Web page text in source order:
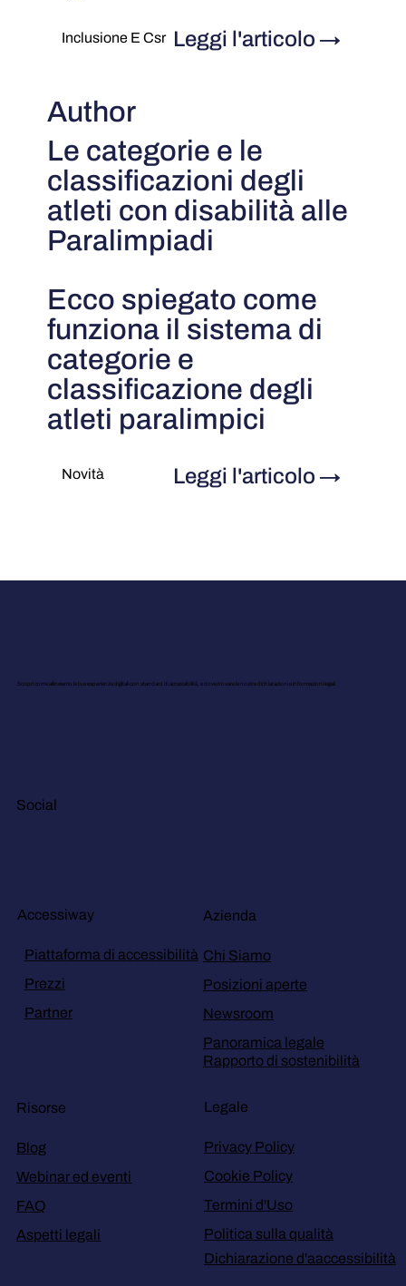
Inclusione E Csr Leggi l'articolo →
Author
Le categorie e le
classificazioni degli
atleti con disabilità alle
Paralimpiadi
Ecco spiegato come
funziona il sistema di
categorie e
classificazione degli
atleti paralimpici
Novità Leggi l'articolo →
Scopri come allineiamo le tue esperienze digitali con standard di accessibilità, e dove trovare le nostre dichiarazioni e informazioni legali.
Social
Accessiway
Piattaforma di accessibilità
Prezzi
Partner
Azienda
Chi Siamo
Posizioni aperte
Newsroom
Panoramica legale
Rapporto di sostenibilità
Risorse
Blog
Webinar ed eventi
FAQ
Aspetti legali
Legale
Privacy Policy
Cookie Policy
Termini d'Uso
Politica sulla qualità
Dichiarazione d'aaccessibilità